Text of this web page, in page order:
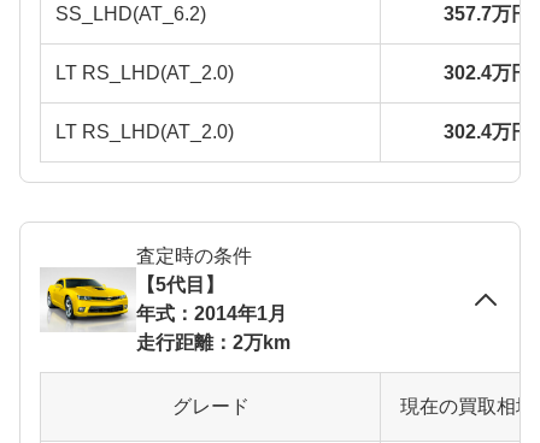
SS_LHD(AT_6.2) 357.7万円
LT RS_LHD(AT_2.0) 302.4万円
LT RS_LHD(AT_2.0) 302.4万円
査定時の条件
【5代目】
年式：2014年1月
走行距離：2万km
グレード 現在の買取相